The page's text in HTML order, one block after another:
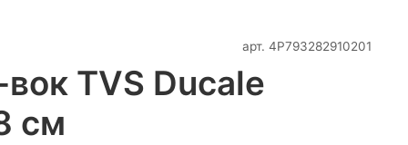
арт. 4P793282910201
TVS Ducale
см